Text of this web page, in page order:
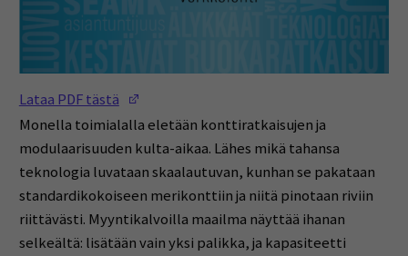
Lataa PDF tästä
Monella toimialalla eletään konttiratkaisujen ja
modulaarisuuden kulta-aikaa. Lähes mikä tahansa
teknologia luvataan skaalautuvan, kunhan se pakataan
standardikokoiseen merikonttiin ja niitä pinotaan riviin
riittävästi. Myyntikalvoilla maailma näyttää ihanan
selkeältä: lisätään vain yksi palikka, ja kapasiteetti